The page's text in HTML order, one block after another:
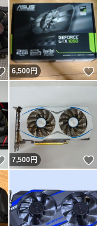
いいね！
6,500円
いいね！
7,500円